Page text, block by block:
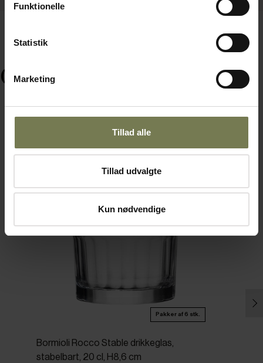
Funktionelle
Statistik
Marketing
Tillad alle
Tillad udvalgte
Kun nødvendige
Ofte købt sammen med
Pakker af 6 stk.
Bormioli Rocco Stable drikkeglas,
stabelbart, 20 cl, H8,6 cm